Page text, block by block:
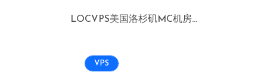
LOCVPS美国洛杉矶MC机房...
VPS